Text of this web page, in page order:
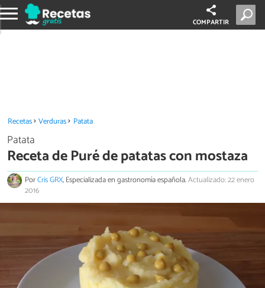
COMPARTIR
Recetas Verduras Patata
Patata
Receta de Puré de patatas con mostaza
PorCris GRX, Especializada en gastronomía española.Actualizado: 22 enero
2016